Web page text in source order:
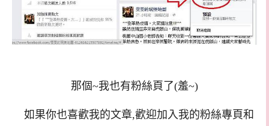
那個~我也有粉絲頁了(羞~)
如果你也喜歡我的文章,歡迎加入我的粉絲專頁和